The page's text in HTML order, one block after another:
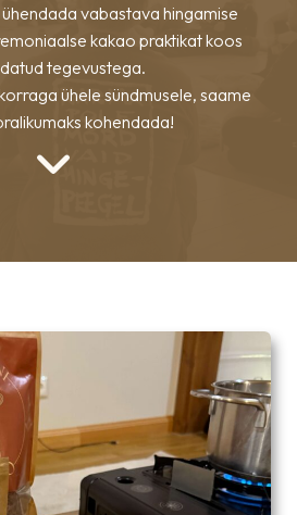
vabastava hingamise
kakao praktikat koos
tegevustega.
ühele sündmusele, saame
kohendada!